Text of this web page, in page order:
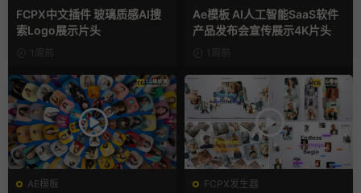
支持Intel+M芯片
FCPX中文插件 玻璃质感AI搜
索Logo展示片头
1周前
Ae模板 AI人工智能SaaS软件
产品发布会宣传展示4K片头
1周前
AE模板
FCPX发生器